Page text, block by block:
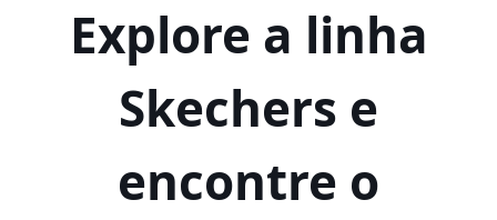
Explore a linha
Skechers e
encontre o